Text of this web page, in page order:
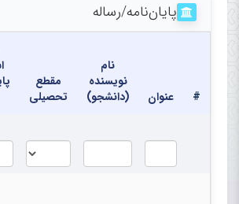
پایان‌نامه‌/رساله
# عنوان
نام
نویسنده
(دانشجو)
مقطع
تحصیلی